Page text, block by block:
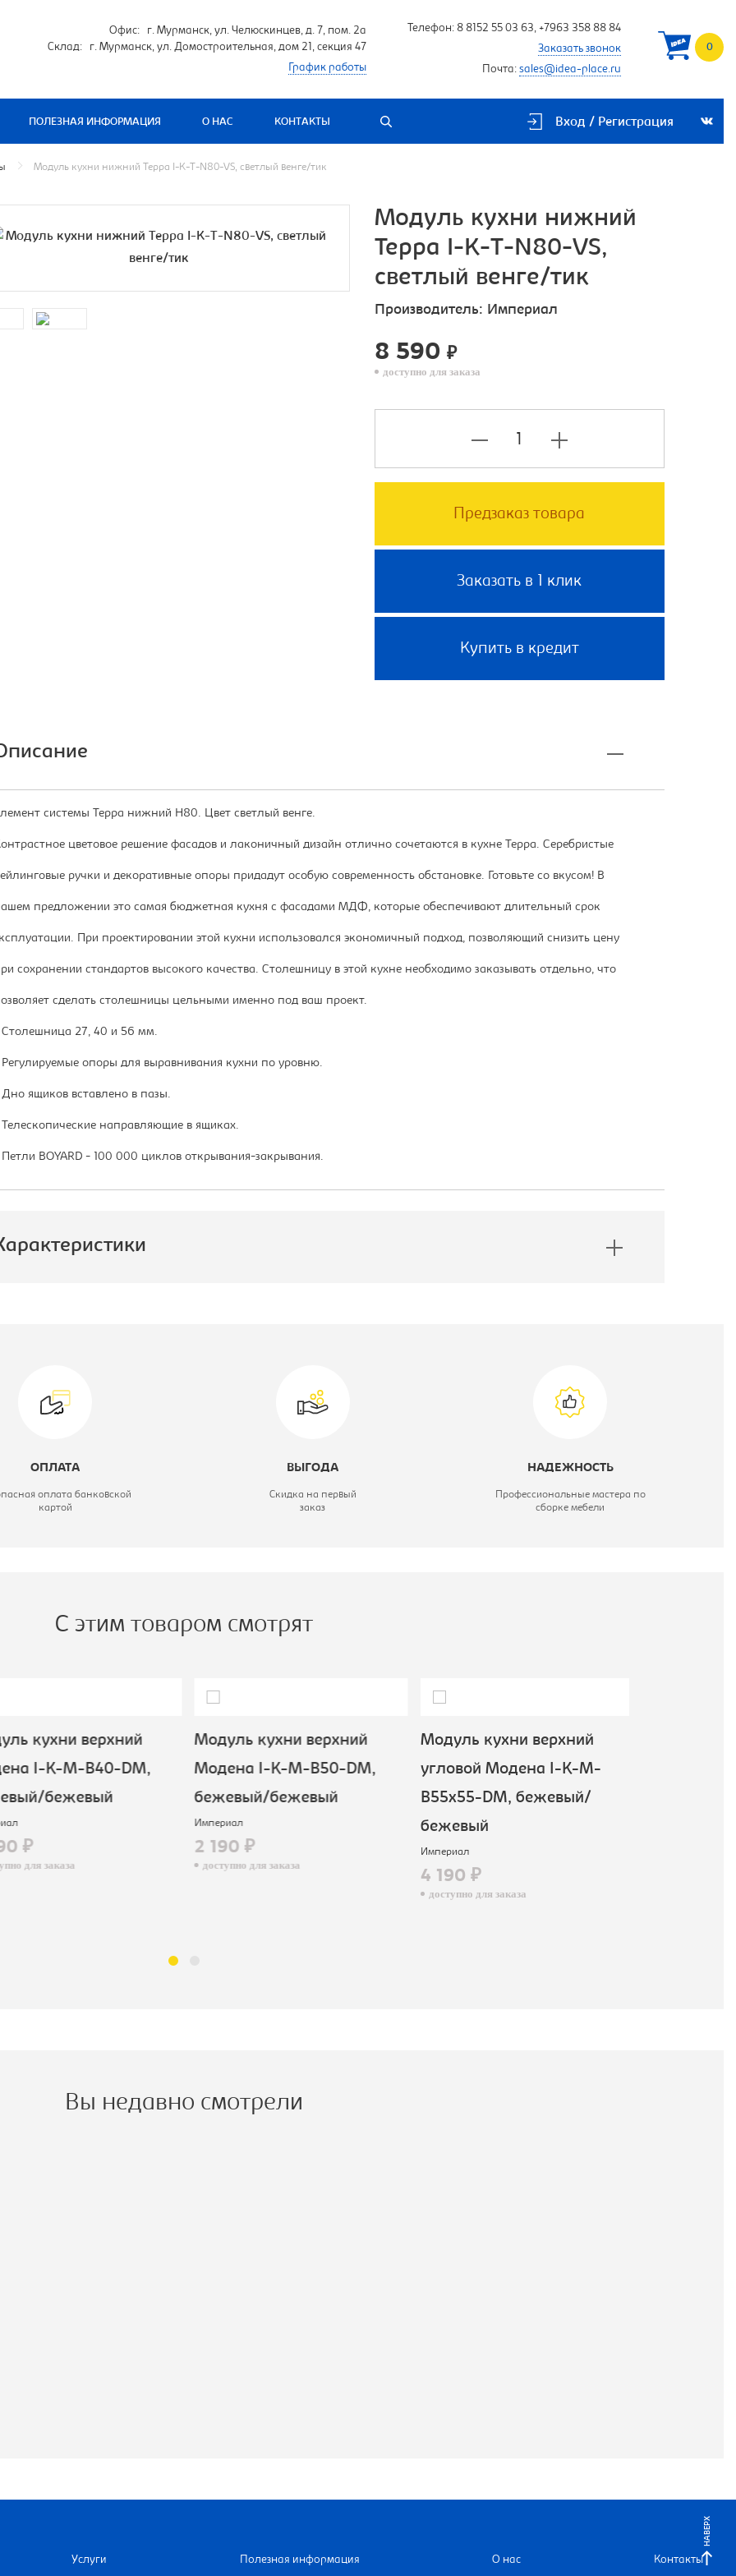
Офис: г. Мурманск, ул. Челюскинцев, д. 7, пом. 2а
Склад: г. Мурманск, ул. Домостроительная, дом 21, секция 47
График работы
Телефон: 8 8152 55 03 63, +7963 358 88 84
Заказать звонок
Почта: sales@idea-place.ru
0
ПОЛЕЗНАЯ ИНФОРМАЦИЯ О НАС КОНТАКТЫ Вход / Регистрация
Модуль кухни нижний Терра I-K-T-N80-VS, светлый венге/тик
Модуль кухни нижний
Терра I-K-T-N80-VS,
светлый венге/тик
Производитель: Империал
8 590 ₽
доступно для заказа
Предзаказ товара
Заказать в 1 клик
Купить в кредит
системы Терра нижний Н80. Цвет светлый венге.
цветовое решение фасадов и лаконичный дизайн отлично сочетаются в кухне Терра. Серебристые
ручки и декоративные опоры придадут особую современность обстановке. Готовьте со вкусом! В
предложении это самая бюджетная кухня с фасадами МДФ, которые обеспечивают длительный срок
При проектировании этой кухни использовался экономичный подход, позволяющий снизить цену
сохранении стандартов высокого качества. Столешницу в этой кухне необходимо заказывать отдельно, что
сделать столешницы цельными именно под ваш проект.
27, 40 и 56 мм.
опоры для выравнивания кухни по уровню.
ящиков вставлено в пазы.
направляющие в ящиках.
BOYARD - 100 000 циклов открывания-закрывания.
ОПЛАТА
оплата банковской
картой
ВЫГОДА
Скидка на первый
заказ
НАДЕЖНОСТЬ
Профессиональные мастера по
сборке мебели
С этим товаром смотрят
кухни верхний
I-K-M-B40-DM,
бежевый
₽
для заказа
Модуль кухни верхний
Модена I-K-M-B50-DM,
бежевый/бежевый
Империал
2 190 ₽
доступно для заказа
Модуль кухни верхний
угловой Модена I-K-M-
B55x55-DM, бежевый/
бежевый
Империал
4 190 ₽
доступно для заказа
Вы недавно смотрели
НАВЕРХ
Услуги Полезная информация О нас Контакты